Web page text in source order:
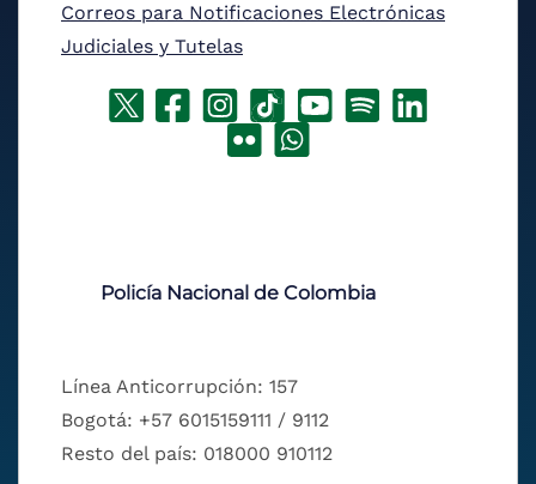
Correos para Notificaciones Electrónicas
Judiciales y Tutelas
Policía Nacional de Colombia
Línea Anticorrupción: 157
Bogotá: +57 6015159111 / 9112
Resto del país: 018000 910112